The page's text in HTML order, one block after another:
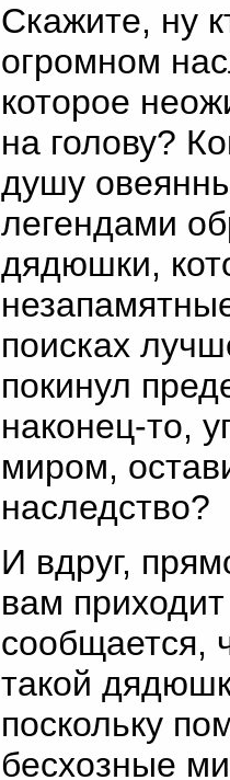
Скажите, ну
огромном
которое
на голову?
душу
легендами
дядюшки,
поисках
покинул
наконец-то,
миром,
наследство?
И вдруг,
вам
сообщается,
такой
поскольку
бесхозные